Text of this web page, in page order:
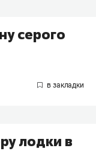
серого
лодки в